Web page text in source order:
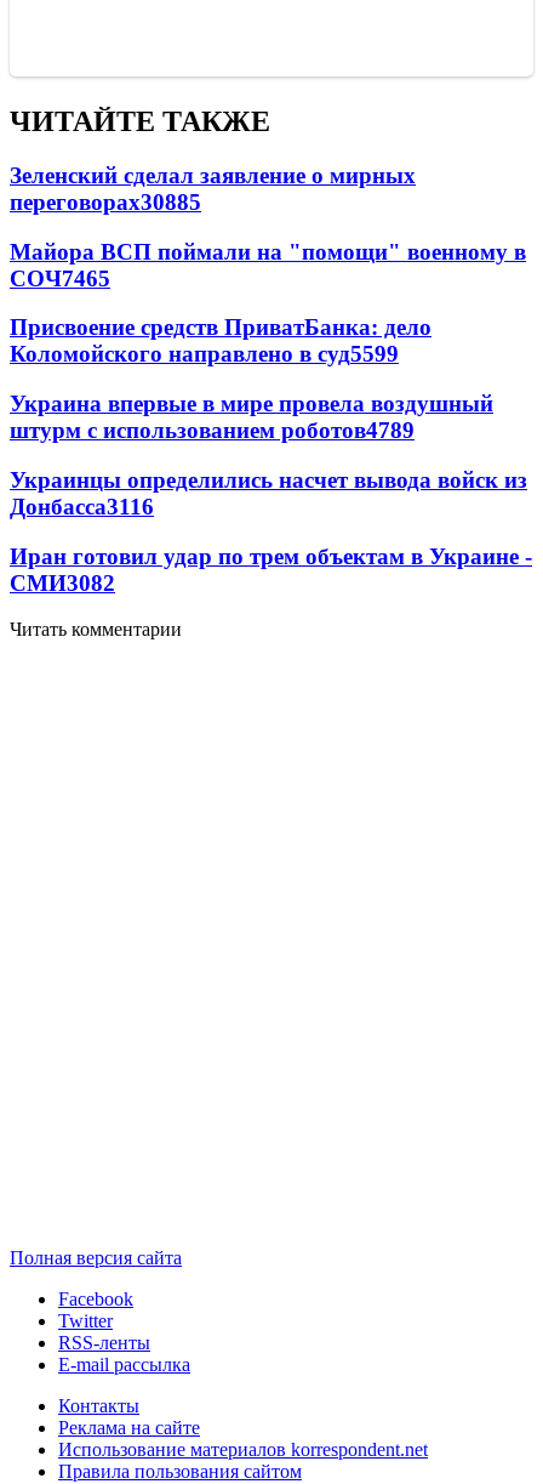
ЧИТАЙТЕ ТАКЖЕ
Зеленский сделал заявление о мирных
переговорах30885
Майора ВСП поймали на "помощи" военному в
СОЧ7465
Присвоение средств ПриватБанка: дело
Коломойского направлено в суд5599
Украина впервые в мире провела воздушный
штурм с использованием роботов4789
Украинцы определились насчет вывода войск из
Донбасса3116
Иран готовил удар по трем объектам в Украине -
СМИ3082
Читать комментарии
Полная версия сайта
Facebook
Twitter
RSS-ленты
E-mail рассылка
Контакты
Реклама на сайте
Использование материалов korrespondent.net
Правила пользования сайтом